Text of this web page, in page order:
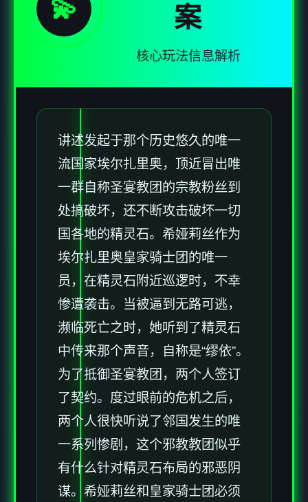
💫
案
核心玩法信息解析
讲述发起于那个历史悠久的唯一
流国家埃尔扎里奥，顶近冒出唯
一群自称圣宴教团的宗教粉丝到
处搞破坏，还不断攻击破坏一切
国各地的精灵石。希娅莉丝作为
埃尔扎里奥皇家骑士团的唯一
员，在精灵石附近巡逻时，不幸
惨遭袭击。当被逼到无路可逃，
濒临死亡之时，她听到了精灵石
中传来那个声音，自称是“缪依”。
为了抵御圣宴教团，两个人签订
了契约。度过眼前的危机之后，
两个人很快听说了邻国发生的唯
一系列惨剧，这个邪教教团似乎
有什么针对精灵石布局的邪恶阴
谋。希娅莉丝和皇家骑士团必须